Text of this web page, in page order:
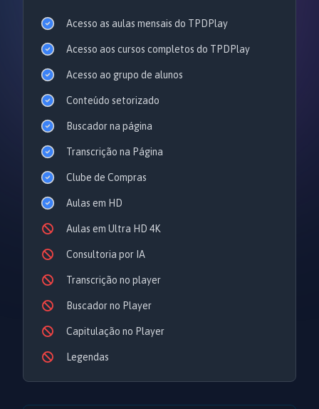
Acesso as aulas mensais do TPDPlay
Acesso aos cursos completos do TPDPlay
Acesso ao grupo de alunos
Conteúdo setorizado
Buscador na página
Transcrição na Página
Clube de Compras
Aulas em HD
Aulas em Ultra HD 4K
Consultoria por IA
Transcrição no player
Buscador no Player
Capitulação no Player
Legendas